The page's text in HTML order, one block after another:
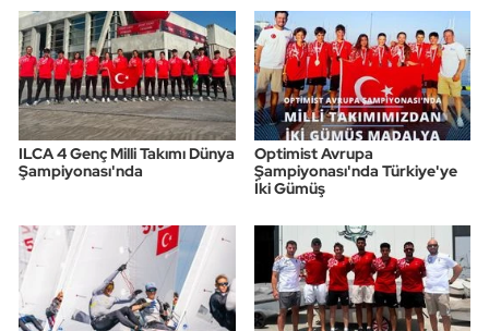
ILCA 4 Genç Milli Takımı Dünya
Şampiyonası'nda
Optimist Avrupa
Şampiyonası'nda Türkiye'ye
İki Gümüş